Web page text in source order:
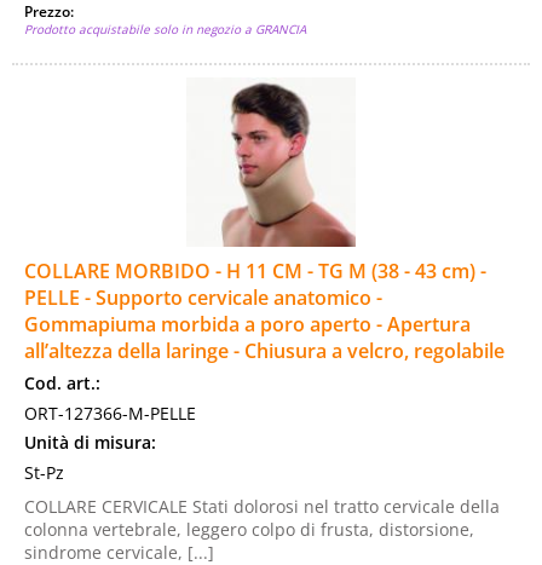
Prezzo:
Prodotto acquistabile solo in negozio a GRANCIA
COLLARE MORBIDO - H 11 CM - TG M (38 - 43 cm) -
PELLE - Supporto cervicale anatomico -
Gommapiuma morbida a poro aperto - Apertura
all’altezza della laringe - Chiusura a velcro, regolabile
Cod. art.:
ORT-127366-M-PELLE
Unità di misura:
St-Pz
COLLARE CERVICALE Stati dolorosi nel tratto cervicale della
colonna vertebrale, leggero colpo di frusta, distorsione,
sindrome cervicale, [...]